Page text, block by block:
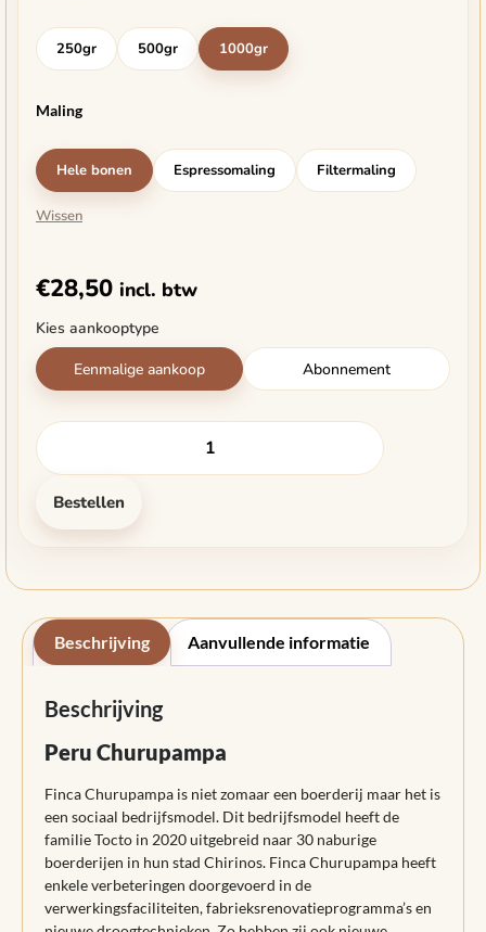
250gr 500gr 1000gr
Maling
Hele bonen Espressomaling Filtermaling
Wissen
€28,50 incl. btw
Kies aankooptype
Eenmalige aankoop
Abonnement
Bestellen
Beschrijving Aanvullende informatie
Beschrijving
Peru Churupampa
Finca Churupampa is niet zomaar een boerderij maar het is
een sociaal bedrijfsmodel. Dit bedrijfsmodel heeft de
familie Tocto in 2020 uitgebreid naar 30 naburige
boerderijen in hun stad Chirinos. Finca Churupampa heeft
enkele verbeteringen doorgevoerd in de
verwerkingsfaciliteiten, fabrieksrenovatieprogramma’s en